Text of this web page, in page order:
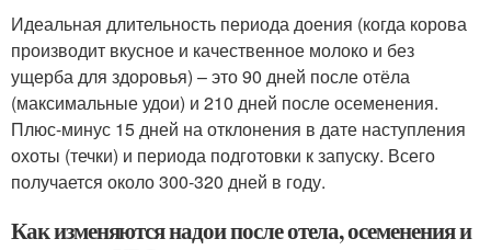
Идеальная длительность периода доения (когда корова
производит вкусное и качественное молоко и без
ущерба для здоровья) – это 90 дней после отёла
(максимальные удои) и 210 дней после осеменения.
Плюс-минус 15 дней на отклонения в дате наступления
охоты (течки) и периода подготовки к запуску. Всего
получается около 300-320 дней в году.
Как изменяются надои после отела, осеменения и